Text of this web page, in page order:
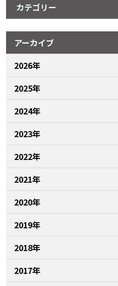
カテゴリー
アーカイブ
2026年
2025年
2024年
2023年
2022年
2021年
2020年
2019年
2018年
2017年